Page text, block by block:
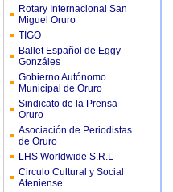
Rotary Internacional San
Miguel Oruro
TIGO
Ballet Español de Eggy
Gonzáles
Gobierno Autónomo
Municipal de Oruro
Sindicato de la Prensa
Oruro
Asociación de Periodistas
de Oruro
LHS Worldwide S.R.L
Circulo Cultural y Social
Ateniense